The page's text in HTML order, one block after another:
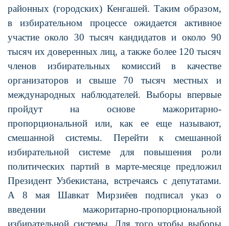
районных (городских) Кенгашей. Таким образом,
в избирательном процессе ожидается активное
участие около 30 тысяч кандидатов и около 90
тысяч их доверенных лиц, а также более 120 тысяч
членов избирательных комиссий в качестве
организаторов и свыше 70 тысяч местных и
международных наблюдателей. Выборы впервые
пройдут на основе мажоритарно-
пропорциональной или, как ее еще называют,
смешанной системы. Перейти к смешанной
избирательной системе для повышения роли
политических партий в марте-месяце предложил
Президент Узбекистана, встречаясь с депутатами.
А 8 мая Шавкат Мирзиёев подписал указ о
введении мажоритарно-пропорциональной
избирательной системы. Для того чтобы выборы